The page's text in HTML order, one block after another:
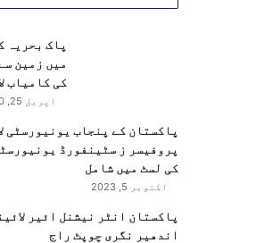
پاک بحریہ
میں زمین
کی کامیاب
اپریل 25, 2020
پاکستان کے پنجاب یونیورسٹی
پروفیسر ز سٹینفورڈ
کی لسٹ میں شامل
اکتوبر 5, 2023
پاکستان انٹر نیشنل ائیر
اندھیر نگری چوپٹ راج